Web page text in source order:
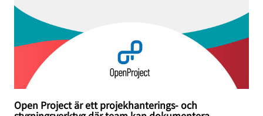
Open Project är ett projekhanterings- och